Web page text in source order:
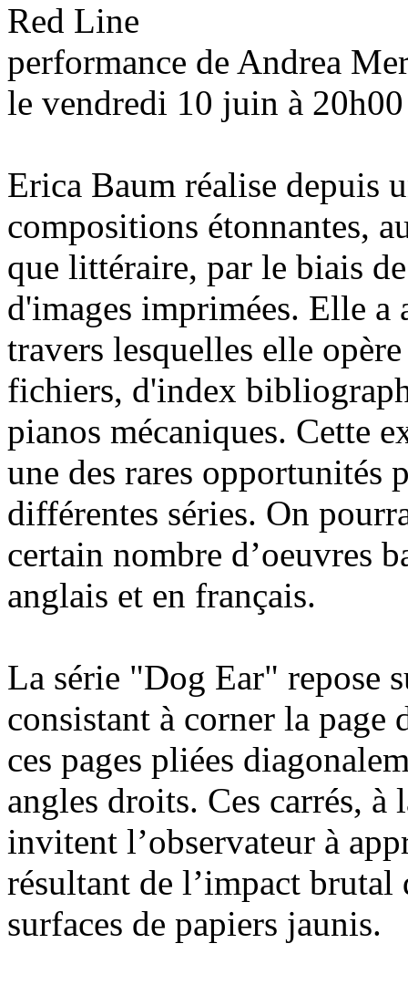
Red Line
performance de Andrea
le vendredi 10 juin à 20h00
Erica Baum réalise depuis
compositions étonnantes,
que littéraire, par le biais
d'images imprimées. Elle a
travers lesquelles elle
fichiers, d'index
pianos mécaniques. Cette
une des rares opportunités
différentes séries. On
certain nombre d’oeuvres
anglais et en français.
La série "Dog Ear" repose
consistant à corner la
ces pages pliées
angles droits. Ces carrés,
invitent l’observateur à
résultant de l’impact brutal
surfaces de papiers jaunis.